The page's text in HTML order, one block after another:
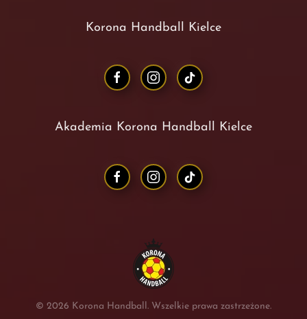
Korona Handball Kielce
Akademia Korona Handball Kielce
© 2026 Korona Handball. Wszelkie prawa zastrzeżone.